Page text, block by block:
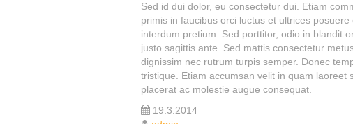
Sed id dui dolor, eu consectetur dui. Etiam
primis in faucibus orci luctus et ultrices
interdum pretium. Sed porttitor, odio in blandit
justo sagittis ante. Sed mattis consectetur
dignissim nec rutrum turpis semper. Donec
tristique. Etiam accumsan velit in quam laoreet
placerat ac molestie augue consequat.
19.3.2014